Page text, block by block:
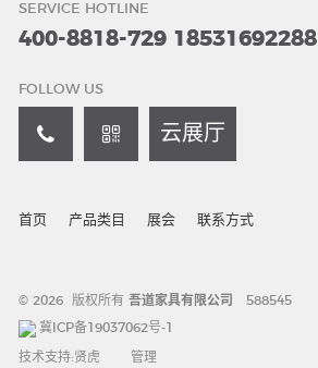
SERVICE HOTLINE
400-8818-729 18531692288
FOLLOW US
云展厅
首页 产品类目 展会 联系方式
© 2026 版权所有吾道家具有限公司 588545
冀ICP备19037062号-1
技术支持:贤虎 管理